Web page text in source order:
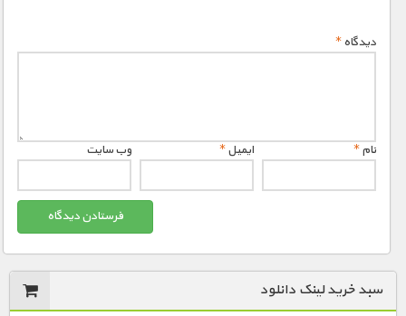
ماورایی
دیدگاه*
نام* ایمیل* وب‌ سایت
سبد خرید لینک دانلود